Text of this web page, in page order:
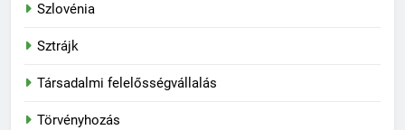
Szlovénia
Sztrájk
Társadalmi felelősségvállalás
Törvényhozás